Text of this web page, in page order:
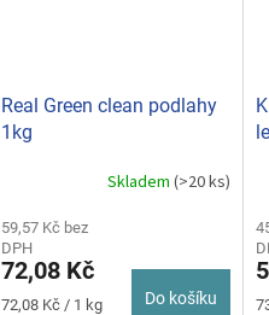
Real Green clean podlahy
1kg
Skladem (>20 ks)
59,57 Kč bez
DPH
72,08 Kč
Měrná
72,08 Kč / 1 kg Do košíku